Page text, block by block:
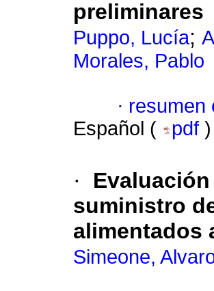
preliminares
Puppo, Lucía;
Morales, Pablo
· resumen
Español (
pdf )
·
suministro
alimentados
Simeone,